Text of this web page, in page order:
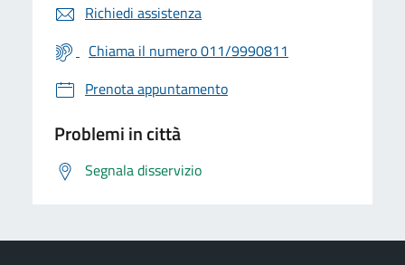
Richiedi assistenza
Chiama il numero 011/9990811
Prenota appuntamento
Problemi in città
Segnala disservizio